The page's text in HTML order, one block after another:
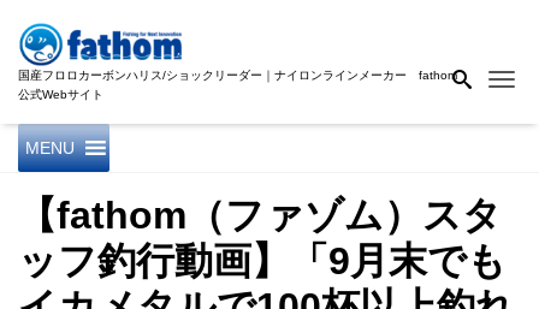
国産フロロカーボンハリス/ショックリーダー｜ナイロンラインメーカー fathom
公式Webサイト
MENU
【fathom（ファゾム）スタ
ッフ釣行動画】「9月末でも